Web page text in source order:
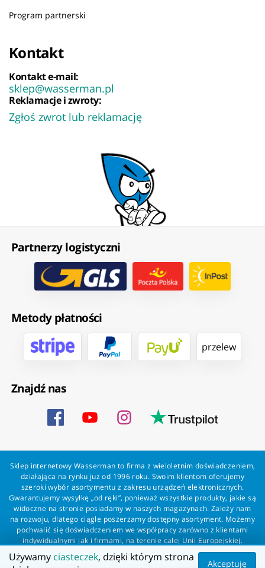
Program partnerski
Kontakt
Kontakt e-mail:
sklep@wasserman.pl
Reklamacje i zwroty:
Zgłoś zwrot lub reklamację
Partnerzy logistyczni
Metody płatności
przelew
Znajdź nas
Sklep internetowy Wasserman to firma z wieloletnim doświadczeniem,
działająca na rynku już od 1996 roku. Swoim klientom oferujemy
szeroki wybór asortymentu z zakresu urządzeń elektronicznych.
Gwarantujemy wysyłkę „od ręki”, ponieważ wszystkie produkty, jakie są
widoczne na stronie posiadamy w naszych magazynach. Zależy nam
na rozwoju, dlatego ciągle poszerzamy dostępny asortyment. Możemy
pochwalić się doświadczeniem we współpracy zarówno z klientami
indywidualnymi jak i firmami, na terenie całej Unii Europejskiej.
Zapewniamy profesjonalną obsługę każdego klienta oraz szybką i
bezproblemową realizację zamówień. Wasserman - wszystko dla
Używamy ciasteczek, dzięki którym strona
Akceptuję